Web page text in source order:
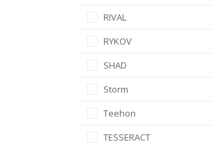
RIVAL
RYKOV
SHAD
Storm
Teehon
TESSERACT